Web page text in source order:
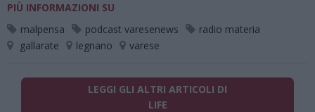
PIÙ INFORMAZIONI SU
malpensa
podcast varesenews
radio materia
gallarate
legnano varese
LEGGI GLI ALTRI ARTICOLI DI
LIFE